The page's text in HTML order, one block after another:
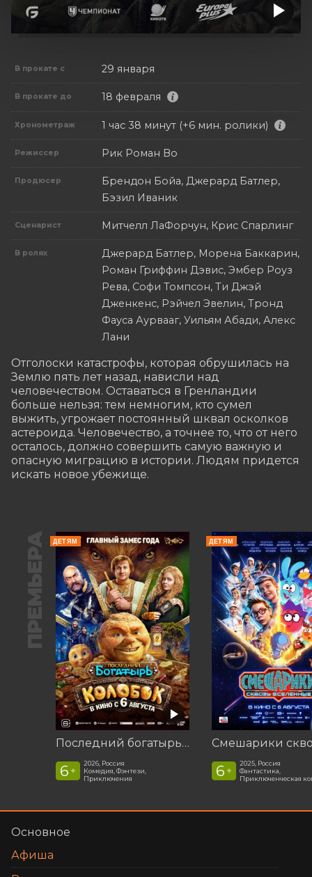
В прокате с 29 января
В прокате до 18 февраля
Хронометраж 1 час 38 минут (+6 мин. ролики)
Режиссер Рик Роман Во
Продюсер
Брендон Бойа, Джерард Батлер,
Бэзил Иваник
Сценарист Митчелл ЛаФорчун, Крис Спарлинг
В ролях
Джерард Батлер, Морена Баккарин,
Роман Гриффин Дэвис, Эмбер Роуз
Рева, Софи Томпсон, Ти Джэй
Дженкенс, Рэйчел Эвелин, Тронд
Фауса Аурвааг, Уильям Абади, Алекс
Лани
Отголоски катастрофы, которая обрушилась на
Землю пять лет назад, нависли над
человечеством. Оставаться в Гренландии
больше нельзя: тем немногим, кто сумел
выжить, угрожает постоянный шквал осколков
астероида. Человечество, а точнее то, что от него
осталось, должно совершить самую важную и
опасную миграцию в истории. Людям придется
искать новое убежище.
ПРЕМЬЕРА ДЕТЯМ
Последний богатырь. Колобок
6 +
2026, Россия
Комедия, Фэнтези,
Приключения
ДЕТЯМ
6 +
2025, Россия
Фантастика,
Приключенческая
Основное
Афиша